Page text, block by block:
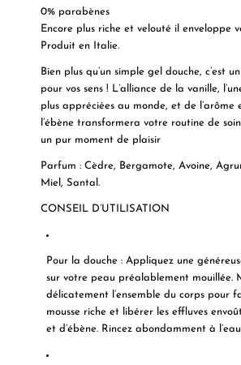
0% parabènes
Encore plus riche et velouté il enveloppe
Produit en Italie.
Bien plus qu’un simple gel douche, c’est
pour vos sens ! L’alliance de la vanille,
plus appréciées au monde, et de l’arôme
l’ébène transformera votre routine de
un pur moment de plaisir
Parfum : Cèdre, Bergamote, Avoine,
Miel, Santal.
CONSEIL D’UTILISATION
Pour la douche:Appliquez une
sur votre peau préalablement mouillée.
délicatement l’ensemble du corps pour
mousse riche et libérer les effluves
et d’ébène. Rincez abondamment à